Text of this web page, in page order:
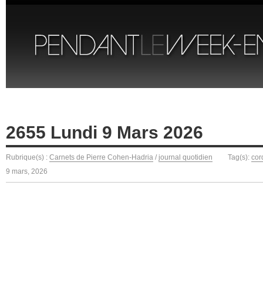
2655 Lundi 9 Mars 2026
Rubrique(s) : Carnets de Pierre Cohen-Hadria / journal quotidien Tag(s):
9 mars, 2026